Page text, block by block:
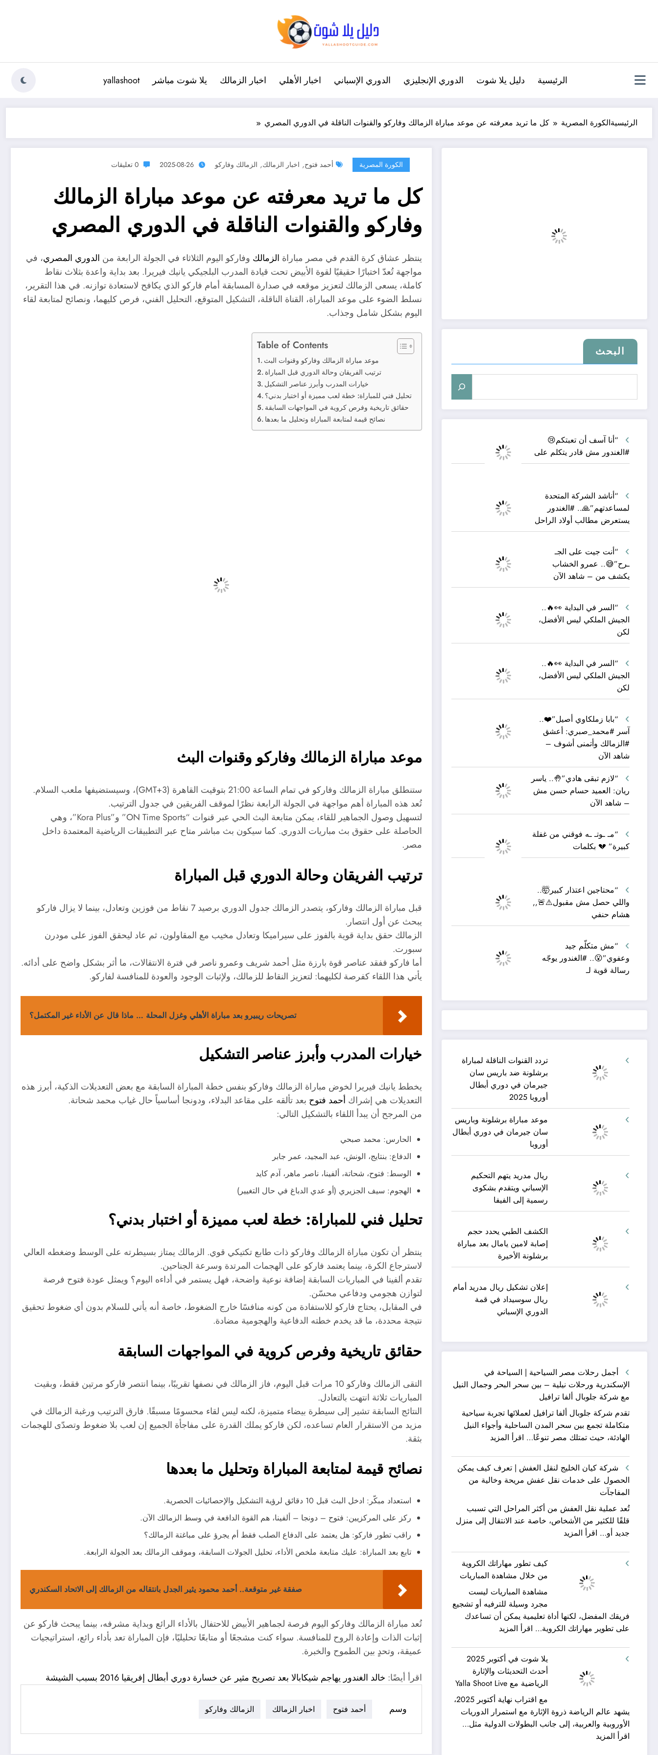
الرئيسية دليل يلا شوت الدوري الإنجليزي الدوري الإسباني اخبار الأهلي اخبار الزمالك يلا شوت مباشر yallashoot
الرئيسيةالكورة المصرية كل ما تريد معرفته عن موعد مباراة الزمالك وفاركو والقنوات الناقلة في الدوري المصري
البحث
“أنا آسف أن تعبتكم😢
#الغندور مش قادر يتكلم على
“أناشد الشركة المتحدة
لمساعدتهم”🙏.. #الغندور
يستعرض مطالب أولاد الراحل
“أنت جيت على الجـ
ـرح”😅.. عمرو الخشاب
يكشف من – شاهد الآن
“السر في البداية 👀🔥..
الجيش الملكي ليس الأفضل،
لكن
“السر في البداية 👀🔥..
الجيش الملكي ليس الأفضل،
لكن
“بابا زملكاوي أصيل”❤️..
آسر #محمد_صبري: أعشق
#الزمالك وأتمنى أشوف –
شاهد الآن
“لازم تبقى هادي”🤚.. ياسر
ريان: العميد حسام حسن مش
– شاهد الآن
“مـ ـوتـ ـه فوقني من غفلة
كبيرة” 💔 بكلمات
“محتاجين اعتذار كبير🤯..
واللي حصل مش مقبول⚠️🚨,,
هشام حنفي
“مش متكلّم جيد
وعفوي”😮.. #الغندور يوجّه
رسالة قوية لـ
تردد القنوات الناقلة لمباراة
برشلونة ضد باريس سان
جيرمان في دوري أبطال
أوروبا 2025
موعد مباراة برشلونة وباريس
سان جيرمان في دوري أبطال
أوروبا
ريال مدريد يتهم التحكيم
الإسباني ويتقدم بشكوى
رسمية إلى الفيفا
الكشف الطبي يحدد حجم
إصابة لامين يامال بعد مباراة
برشلونة الأخيرة
إعلان تشكيل ريال مدريد أمام
ريال سوسيداد في قمة
الدوري الإسباني
أجمل رحلات مصر السياحية | السياحة في
الإسكندرية ورحلات نيلية – بين سحر البحر وجمال النيل
مع شركة جلوبال ألفا ترافيل
تقدم شركة جلوبال ألفا ترافيل لعملائها تجربة سياحية
متكاملة تجمع بين سحر المدن الساحلية وأجواء النيل
الهادئة، حيث تمتلك مصر تنوعًا… اقرأ المزيد
مصر
السياحية
السياحة
في
نيلية
–
سحر
البحر
وجمال
مع
شركة
جلوبال
ألفا
ترافيل
شركة كيان الخليج لنقل العفش | تعرف كيف يمكن
الحصول على خدمات نقل عفش مريحة وخالية من
المفاجآت
تُعد عملية نقل العفش من أكثر المراحل التي تسبب
قلقًا للكثير من الأشخاص، خاصة عند الانتقال إلى منزل
جديد أو… اقرأ المزيد
الخليج
العفش
تعرف
كيف
الحصول
خدمات
عفش
مريحة
وخالية
كيف تطور مهاراتك الكروية
من خلال مشاهدة المباريات
مشاهدة المباريات ليست
مجرد وسيلة للترفيه أو تشجيع
فريقك المفضل، لكنها أداة تعليمية يمكن أن تساعدك
على تطوير مهاراتك الكروية… اقرأ المزيد
مهاراتك
الكروية
من
خلال
مشاهدة
المباريات
يلا شوت في أكتوبر 2025
أحدث التحديثات والإثارة
الرياضية مع Yalla Shoot Live
مع اقتراب نهاية أكتوبر 2025،
يشهد عالم الرياضة ذروة الإثارة مع استمرار الدوريات
الأوروبية والعربية، إلى جانب البطولات الدولية مثل…
اقرأ المزيد
الكورة المصرية أحمد فتوح, اخبار الزمالك, الزمالك وفاركو 2025-08-26 0 تعليقات
كل ما تريد معرفته عن موعد مباراة الزمالك
وفاركو والقنوات الناقلة في الدوري المصري
ينتظر عشاق كرة القدم في مصر مباراة الزمالك وفاركو اليوم الثلاثاء في الجولة الرابعة من الدوري المصري، في
مواجهة تُعدّ اختبارًا حقيقيًا لقوة الأبيض تحت قيادة المدرب البلجيكي يانيك فيريرا. بعد بداية واعدة بثلاث نقاط
كاملة، يسعى الزمالك لتعزيز موقعه في صدارة المسابقة أمام فاركو الذي يكافح لاستعادة توازنه. في هذا التقرير،
نسلط الضوء على موعد المباراة، القناة الناقلة، التشكيل المتوقع، التحليل الفني، فرص كليهما، ونصائح لمتابعة لقاء
اليوم بشكل شامل وجذاب.
Table of Contents
موعد مباراة الزمالك وفاركو وقنوات البث
ترتيب الفريقان وحالة الدوري قبل المباراة
خيارات المدرب وأبرز عناصر التشكيل
تحليل فني للمباراة: خطة لعب مميزة أو اختبار بدني؟
حقائق تاريخية وفرص كروية في المواجهات السابقة
نصائح قيمة لمتابعة المباراة وتحليل ما بعدها
موعد مباراة الزمالك وفاركو وقنوات البث
ستنطلق مباراة الزمالك وفاركو في تمام الساعة 21:00 بتوقيت القاهرة (GMT+3)، وسيستضيفها ملعب السلام.
تُعد هذه المباراة أهم مواجهة في الجولة الرابعة نظرًا لموقف الفريقين في جدول الترتيب.
لتسهيل وصول الجماهير للقاء، يمكن متابعة البث الحي عبر قنوات “ON Time Sports” و”Kora Plus”، وهي
الحاصلة على حقوق بث مباريات الدوري. كما سيكون بث مباشر متاح عبر التطبيقات الرياضية المعتمدة داخل
مصر.
ترتيب الفريقان وحالة الدوري قبل المباراة
قبل مباراة الزمالك وفاركو، يتصدر الزمالك جدول الدوري برصيد 7 نقاط من فوزين وتعادل، بينما لا يزال فاركو
يبحث عن أول انتصار.
الزمالك حقق بداية قوية بالفوز على سيراميكا وتعادل مخيب مع المقاولون، ثم عاد ليحقق الفوز على مودرن
سبورت.
أما فاركو ففقد عناصر قوة بارزة مثل أحمد شريف وعمرو ناصر في فترة الانتقالات، ما أثر بشكل واضح على أدائه.
يأتي هذا اللقاء كفرصة لكليهما: لتعزيز النقاط للزمالك، ولإثبات الوجود والعودة للمنافسة لفاركو.
تصريحات ريبيرو بعد مباراة الأهلي وغزل المحلة … ماذا قال عن الأداء غير المكتمل؟
خيارات المدرب وأبرز عناصر التشكيل
يخطط يانيك فيريرا لخوض مباراة الزمالك وفاركو بنفس خطة المباراة السابقة مع بعض التعديلات الذكية، أبرز هذه
التعديلات هي إشراك أحمد فتوح بعد تألقه على مقاعد البدلاء، ودونجا أساسياً حال غياب محمد شحاتة.
من المرجح أن يبدأ اللقاء بالتشكيل التالي:
الحارس: محمد صبحي
الدفاع: بنتايج، الونش، عبد المجيد، عمر جابر
الوسط: فتوح، شحاتة، ألفينا، ناصر ماهر، آدم كايد
الهجوم: سيف الجزيري (أو عدي الدباغ في حال التغيير)
تحليل فني للمباراة: خطة لعب مميزة أو اختبار بدني؟
ينتظر أن تكون مباراة الزمالك وفاركو ذات طابع تكتيكي قوي. الزمالك يمتاز بسيطرته على الوسط وضغطه العالي
لاسترجاع الكرة، بينما يعتمد فاركو على الهجمات المرتدة وسرعة الجناحين.
تقدم ألفينا في المباريات السابقة إضافة نوعية واضحة، فهل يستمر في أداءه اليوم؟ ويمثل عودة فتوح فرصة
لتوازن هجومي ودفاعي محسّن.
في المقابل، يحتاج فاركو للاستفادة من كونه منافسًا خارج الضغوط، خاصة أنه يأتي للسلام بدون أي ضغوط تحقيق
نتيجة محددة، ما قد يخدم خطته الدفاعية والهجومية مضادة.
حقائق تاريخية وفرص كروية في المواجهات السابقة
التقى الزمالك وفاركو 10 مرات قبل اليوم، فاز الزمالك في نصفها تقريبًا، بينما انتصر فاركو مرتين فقط، وبقيت
المباريات ثلاثة انتهت بالتعادل.
النتائج السابقة تشير إلى سيطرة بيضاء متميزة، لكنه ليس لقاء محسومًا مسبقًا. فارق الترتيب ورغبة الزمالك في
مزيد من الاستقرار العام تساعده، لكن فاركو يملك القدرة على مفاجأة الجميع إن لعب بلا ضغوط وتصدّى للهجمات
بثقة.
نصائح قيمة لمتابعة المباراة وتحليل ما بعدها
استعداد مبكّر: ادخل البث قبل 10 دقائق لرؤية التشكيل والإحصائيات الحصرية.
ركز على المركزيين: فتوح – دونجا – ألفينا، هم القوة الدافعة في وسط الزمالك الآن.
راقب تطور فاركو: هل يعتمد على الدفاع الصلب فقط أم يجرؤ على مباغتة الزمالك؟
تابع بعد المباراة: عليك متابعة ملخص الأداء، تحليل الجولات السابقة، وموقف الزمالك بعد الجولة الرابعة.
صفقة غير متوقعة.. أحمد محمود يثير الجدل بانتقاله من الزمالك إلى الاتحاد السكندري
تُعد مباراة الزمالك وفاركو اليوم فرصة لجماهير الأبيض للاحتفال بالأداء الرائع وبداية مشرفه، بينما يبحث فاركو عن
إثبات الذات وإعادة الروح للمنافسة. سواء كنت مشجعًا أو متابعًا تحليليًا، فإن المباراة تعد بأداء رائع، استراتيجيات
عميقة، وتحدٍ بين الطموح والخبرة.
اقرأ أيضًا: خالد الغندور يهاجم شيكابالا بعد تصريح مثير عن خسارة دوري أبطال إفريقيا 2016 بسبب الشيشة
وسم أحمد فتوح اخبار الزمالك الزمالك وفاركو